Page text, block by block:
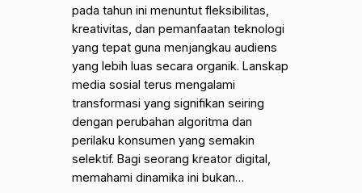
pada tahun ini menuntut fleksibilitas,
kreativitas, dan pemanfaatan teknologi
yang tepat guna menjangkau audiens
yang lebih luas secara organik. Lanskap
media sosial terus mengalami
transformasi yang signifikan seiring
dengan perubahan algoritma dan
perilaku konsumen yang semakin
selektif. Bagi seorang kreator digital,
memahami dinamika ini bukan…